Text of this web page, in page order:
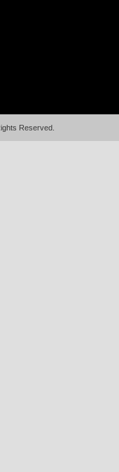
Reserved.